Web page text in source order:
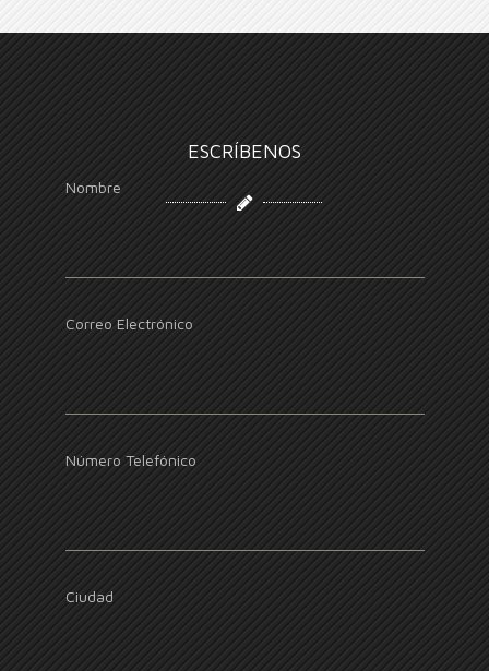
ESCRÍBENOS
Nombre
Correo Electrónico
Número Telefónico
Ciudad